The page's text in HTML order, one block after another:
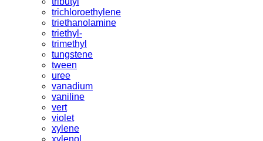
trichloroethylene
triethanolamine
triethyl-
trimethyl
tungstene
tween
uree
vanadium
vaniline
vert
violet
xylene
xylenol